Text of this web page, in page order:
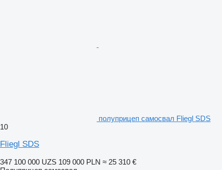
полуприцеп самосвал Fliegl SDS
10
Fliegl SDS
347 100 000 UZS 109 000 PLN ≈ 25 310 €